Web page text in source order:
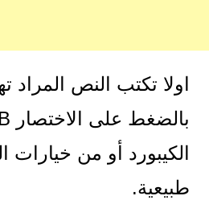
اولا تكتب النص المراد
الكيبورد أو من خيارات
طبيعية.